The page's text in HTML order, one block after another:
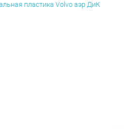
пластика Volvo аэр ДиК